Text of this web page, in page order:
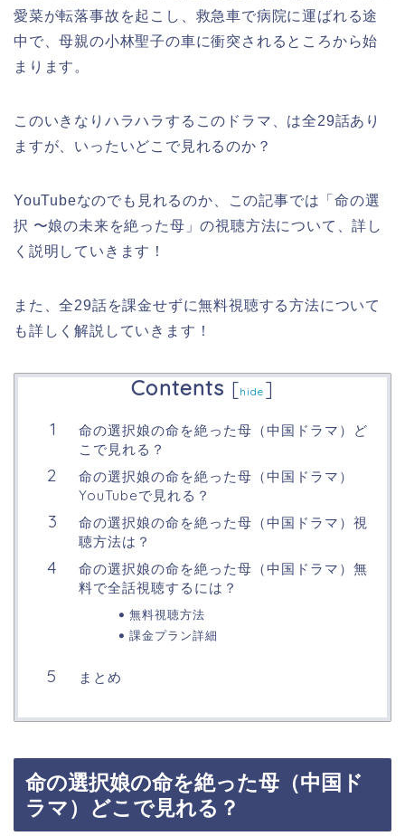
愛菜が転落事故を起こし、救急車で病院に運ばれる途
中で、母親の小林聖子の車に衝突されるところから始
まります。
このいきなりハラハラするこのドラマ、は全29話あり
ますが、いったいどこで見れるのか？
YouTubeなのでも見れるのか、この記事では「命の選
択 〜娘の未来を絶った母」の視聴方法について、詳し
く説明していきます！
また、全29話を課金せずに無料視聴する方法について
も詳しく解説していきます！
Contents [hide ]
命の選択娘の命を絶った母（中国ドラマ）ど
こで見れる？
命の選択娘の命を絶った母（中国ドラマ）
YouTubeで見れる？
命の選択娘の命を絶った母（中国ドラマ）視
聴方法は？
命の選択娘の命を絶った母（中国ドラマ）無
料で全話視聴するには？
無料視聴方法
課金プラン詳細
まとめ
命の選択娘の命を絶った母（中国ド
ラマ）どこで見れる？